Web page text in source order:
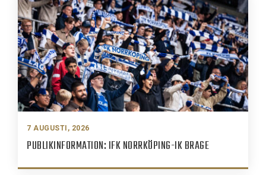
7 AUGUSTI, 2026
PUBLIKINFORMATION: IFK NORRKÖPING-IK BRAGE